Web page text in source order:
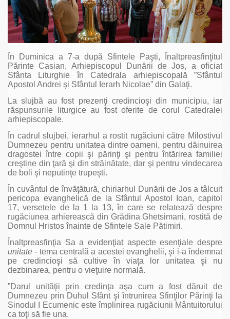
În Duminica a 7-a după Sfintele Paşti, Înaltpreasfinţitul
Părinte Casian, Arhiepiscopul Dunării de Jos, a oficiat
Sfânta Liturghie în Catedrala arhiepiscopală ”Sfântul
Apostol Andrei şi Sfântul Ierarh Nicolae” din Galaţi.
La slujbă au fost prezenţi credincioşi din municipiu, iar
răspunsurile liturgice au fost oferite de corul Catedralei
arhiepiscopale.
În cadrul slujbei, ierarhul a rostit rugăciuni către Milostivul
Dumnezeu pentru unitatea dintre oameni, pentru dăinuirea
dragostei între copii şi părinţi şi pentru întărirea familiei
creştine din ţară şi din străinătate, dar şi pentru vindecarea
de boli şi neputinţe trupeşti.
În cuvântul de învăţătură, chiriarhul Dunării de Jos a tâlcuit
pericopa evanghelică de la Sfântul Apostol Ioan, capitol
17, versetele de la 1 la 13, în care se relatează despre
rugăciunea arhierească din Grădina Ghetsimani, rostită de
Domnul Hristos înainte de Sfintele Sale Pătimiri.
Înaltpreasfinţia Sa a evidenţiat aspecte esenţiale despre
unitate - tema centrală a acestei evanghelii, şi i-a îndemnat
pe credincioşi să cultive în viaţa lor unitatea şi nu
dezbinarea, pentru o vieţuire normală.
”Darul unităţii prin credinţa aşa cum a fost dăruit de
Dumnezeu prin Duhul Sfânt şi întrunirea Sfinţilor Părinţi la
Sinodul I Ecumenic este împlinirea rugăciunii Mântuitorului
ca toţi să fie una.